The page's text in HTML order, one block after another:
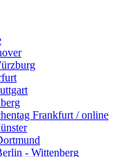
Frankfurt / online
- Wittenberg